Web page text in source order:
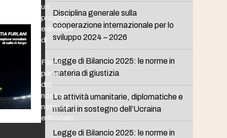
Disciplina generale sulla
cooperazione internazionale per lo
sviluppo 2024 – 2026
Legge di Bilancio 2025: le norme in
materia di giustizia
Le attività umanitarie, diplomatiche e
militari in sostegno dell’Ucraina
Legge di Bilancio 2025: le norme in
un
progetto
editoriale
di
Fanno
parte
del
nostro
network
editoriale: